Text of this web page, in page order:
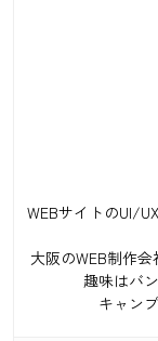
WEBサイトのUI/
大阪のWEB制作
趣味はバ
キャン